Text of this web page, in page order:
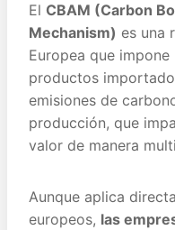
El CBAM (Carbon
Mechanism) es una
Europea que
productos
emisiones de
producción, que
valor de manera
Aunque aplica
europeos, las